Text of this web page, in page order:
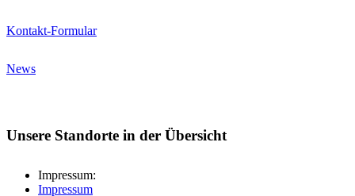
Kontakt-Formular
News
Unsere Standorte in der Übersicht
Impressum:
Impressum